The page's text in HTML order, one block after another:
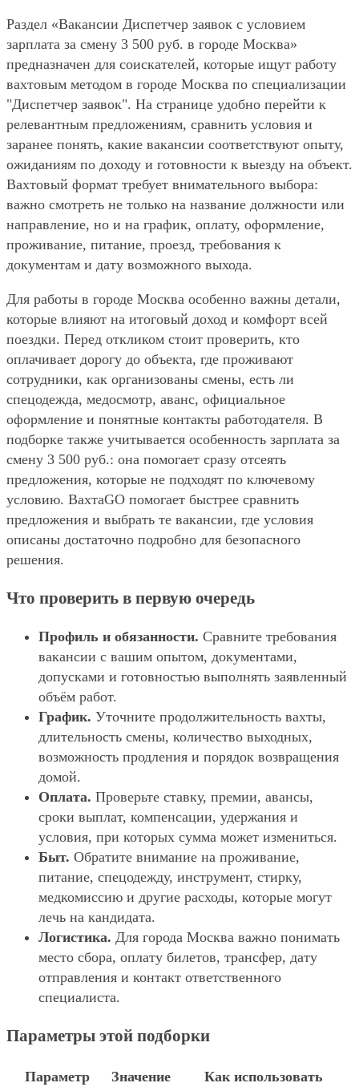
Раздел «Вакансии Диспетчер заявок с условием
зарплата за смену 3 500 руб. в городе Москва»
предназначен для соискателей, которые ищут работу
вахтовым методом в городе Москва по специализации
"Диспетчер заявок". На странице удобно перейти к
релевантным предложениям, сравнить условия и
заранее понять, какие вакансии соответствуют опыту,
ожиданиям по доходу и готовности к выезду на объект.
Вахтовый формат требует внимательного выбора:
важно смотреть не только на название должности или
направление, но и на график, оплату, оформление,
проживание, питание, проезд, требования к
документам и дату возможного выхода.
Для работы в городе Москва особенно важны детали,
которые влияют на итоговый доход и комфорт всей
поездки. Перед откликом стоит проверить, кто
оплачивает дорогу до объекта, где проживают
сотрудники, как организованы смены, есть ли
спецодежда, медосмотр, аванс, официальное
оформление и понятные контакты работодателя. В
подборке также учитывается особенность зарплата за
смену 3 500 руб.: она помогает сразу отсеять
предложения, которые не подходят по ключевому
условию. ВахтаGO помогает быстрее сравнить
предложения и выбрать те вакансии, где условия
описаны достаточно подробно для безопасного
решения.
Что проверить в первую очередь
Профиль и обязанности. Сравните требования
вакансии с вашим опытом, документами,
допусками и готовностью выполнять заявленный
объём работ.
График. Уточните продолжительность вахты,
длительность смены, количество выходных,
возможность продления и порядок возвращения
домой.
Оплата. Проверьте ставку, премии, авансы,
сроки выплат, компенсации, удержания и
условия, при которых сумма может измениться.
Быт. Обратите внимание на проживание,
питание, спецодежду, инструмент, стирку,
медкомиссию и другие расходы, которые могут
лечь на кандидата.
Логистика. Для города Москва важно понимать
место сбора, оплату билетов, трансфер, дату
отправления и контакт ответственного
специалиста.
Параметры этой подборки
Параметр Значение Как использовать